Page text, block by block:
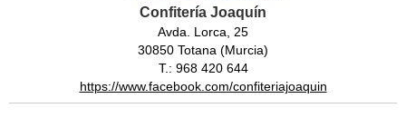
Confitería Joaquín
Avda. Lorca, 25
30850 Totana (Murcia)
T.: 968 420 644
https://www.facebook.com/confiteriajoaquin